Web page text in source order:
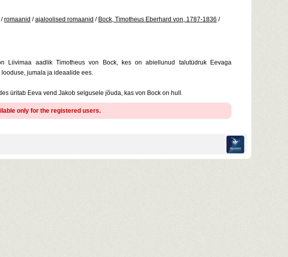
/romaanid /ajaloolised romaanid / Bock, Timotheus Eberhard von, 1787-1836 /
Liivimaa aadlik Timotheus von Bock, kes on abiellunud talutüdruk Eevaga
jumala ja ideaalide ees.
üritab Eeva vend Jakob selgusele jõuda, kas von Bock on hull.
only for the registered users.